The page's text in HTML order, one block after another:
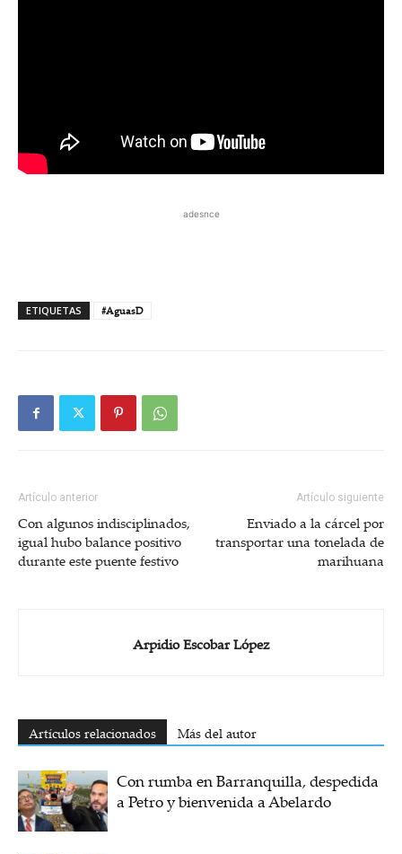
adesnce
ETIQUETAS #AguasD
Artículo anterior
Con algunos indisciplinados,
igual hubo balance positivo
durante este puente festivo
Artículo siguiente
Enviado a la cárcel por
transportar una tonelada de
marihuana
Arpidio Escobar López
Artículos relacionados Más del autor
Con rumba en Barranquilla, despedida
a Petro y bienvenida a Abelardo